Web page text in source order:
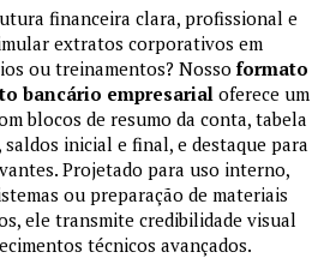
financeira clara, profissional e
extratos corporativos em
ou treinamentos? Nosso formato
bancário empresarial oferece um
blocos de resumo da conta, tabela
saldos inicial e final, e destaque para
Projetado para uso interno,
ou preparação de materiais
ele transmite credibilidade visual
técnicos avançados.